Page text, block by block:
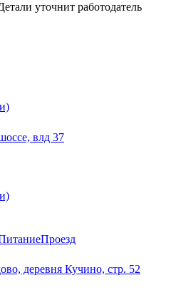
уточнит работодатель
влд 37
Проезд
деревня Кучино, стр. 52